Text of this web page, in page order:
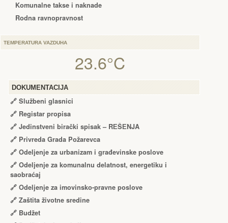
Komunalne takse i naknade
Rodna ravnopravnost
TEMPERATURA VAZDUHA
23.6°C
DOKUMENTACIJA
🔗 Službeni glasnici
🔗 Registar propisa
🔗 Jedinstveni birački spisak – RЕŠЕNJA
🔗 Privreda Grada Požarevca
🔗 Odeljenje za urbanizam i građevinske poslove
🔗 Odeljenje za komunalnu delatnost, energetiku i
saobraćaj
🔗 Odeljenje za imovinsko-pravne poslove
🔗 Zaštita životne sredine
🔗 Budžet